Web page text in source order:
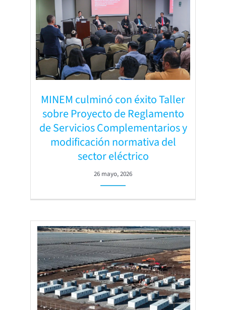
MINEM culminó con éxito Taller
sobre Proyecto de Reglamento
de Servicios Complementarios y
modificación normativa del
sector eléctrico
26 mayo, 2026